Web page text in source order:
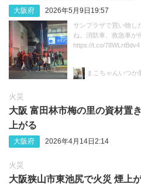
大阪府 2026年5月9日19:57
サンプラザで買い物し
ね。消防車、救急車が
https://t.co/78WLrtBdv4
まこちゃんいつか
火災
大阪 富田林市梅の里の資材置
上がる
大阪府 2026年4月14日2:14
火災
大阪狭山市東池尻で火災 煙上